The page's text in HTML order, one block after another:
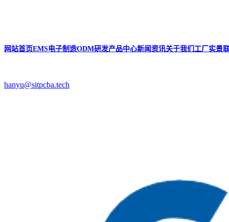
网站首页EMS电子制造ODM研发产品中心新闻资讯关于我们 工厂实景
hanyu@sitpcba.tech